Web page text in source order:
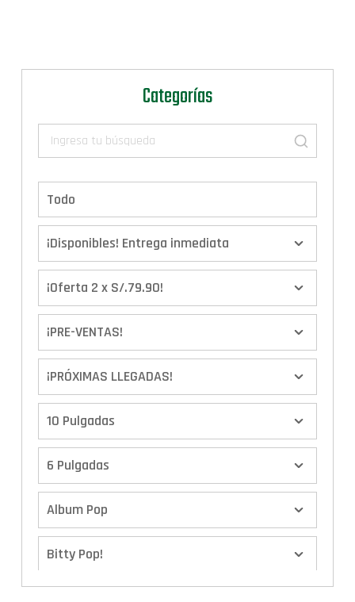
Categorías
Todo
¡Disponibles! Entrega inmediata
¡Oferta 2 x S/.79.90!
¡PRE-VENTAS!
¡PRÓXIMAS LLEGADAS!
10 Pulgadas
6 Pulgadas
Album Pop
Bitty Pop!